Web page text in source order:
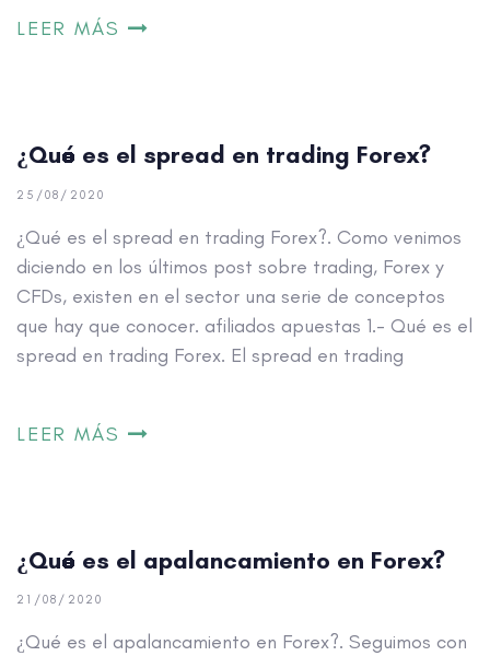
LEER MÁS
¿Qué es el spread en trading Forex?
25/08/2020
¿Qué es el spread en trading Forex?. Como venimos
diciendo en los últimos post sobre trading, Forex y
CFDs, existen en el sector una serie de conceptos
que hay que conocer. afiliados apuestas 1.- Qué es el
spread en trading Forex. El spread en trading
LEER MÁS
¿Qué es el apalancamiento en Forex?
21/08/2020
¿Qué es el apalancamiento en Forex?. Seguimos con